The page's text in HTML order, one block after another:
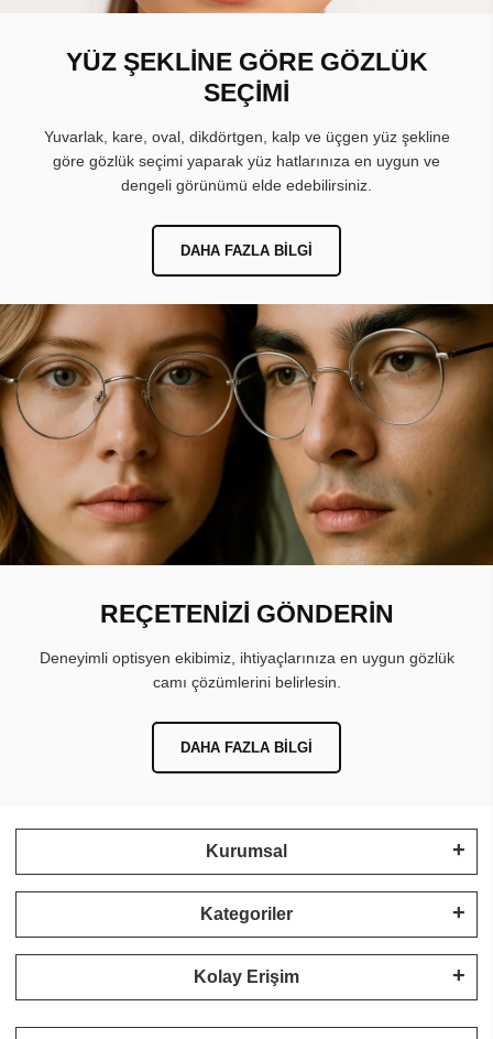
YÜZ ŞEKLİNE GÖRE GÖZLÜK
SEÇİMİ
Yuvarlak, kare, oval, dikdörtgen, kalp ve üçgen yüz şekline
göre gözlük seçimi yaparak yüz hatlarınıza en uygun ve
dengeli görünümü elde edebilirsiniz.
DAHA FAZLA BILGI
REÇETENİZİ GÖNDERİN
Deneyimli optisyen ekibimiz, ihtiyaçlarınıza en uygun gözlük
camı çözümlerini belirlesin.
DAHA FAZLA BILGI
Kurumsal
Kategoriler
Kolay Erişim